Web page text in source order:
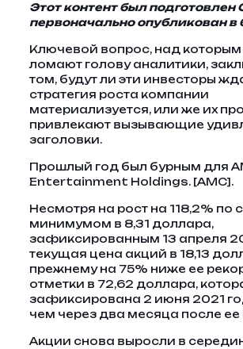
Этот контент был подготовлен
первоначально опубликован в
Ключевой вопрос, над
ломают голову аналитики,
том, будут ли эти инвесторы
стратегия роста компании
материализуется, или же их
привлекают вызывающие
заголовки.
Прошлый год был бурным для
Entertainment Holdings. [AMC].
Несмотря на рост на 118,2% по
минимумом в 8,31 доллара,
зафиксированным 13 апреля
текущая цена акций в 18,13
прежнему на 75% ниже ее
отметки в 72,62 доллара,
зафиксирована 2 июня 2021
чем через два месяца после
Акции снова выросли в